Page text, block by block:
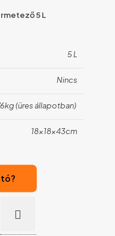
5 L
5 L
Nincs
(üres állapotban)
18x18x43cm